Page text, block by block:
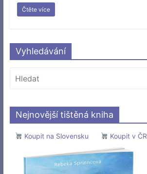
Čtěte více
Vyhledávání
Nejnovější tištěná kniha
Koupit na Slovensku
Koupit v ČR